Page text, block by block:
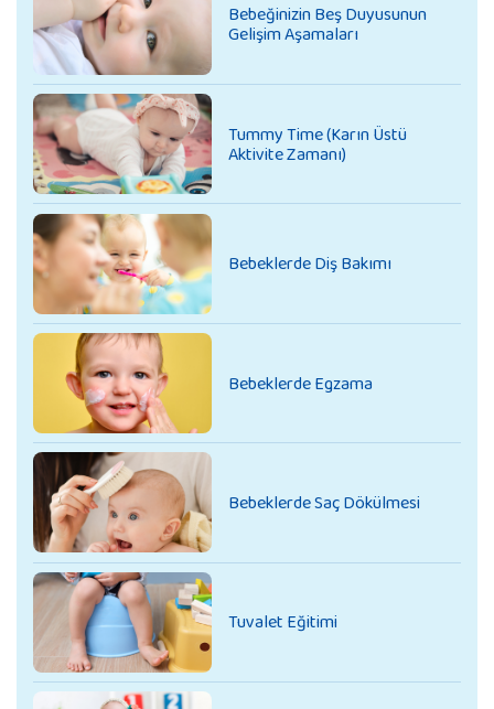
Bebeğinizin Beş Duyusunun
Gelişim Aşamaları
Tummy Time (Karın Üstü
Aktivite Zamanı)
Bebeklerde Diş Bakımı
Bebeklerde Egzama
Bebeklerde Saç Dökülmesi
Tuvalet Eğitimi